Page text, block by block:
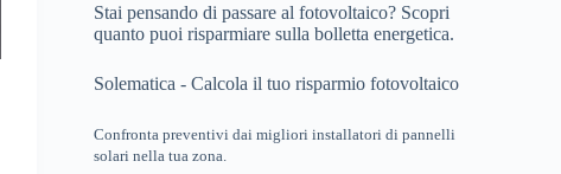
Stai pensando di passare al fotovoltaico? Scopri
quanto puoi risparmiare sulla bolletta energetica.
Solematica - Calcola il tuo risparmio fotovoltaico
Confronta preventivi dai migliori installatori di pannelli
solari nella tua zona.